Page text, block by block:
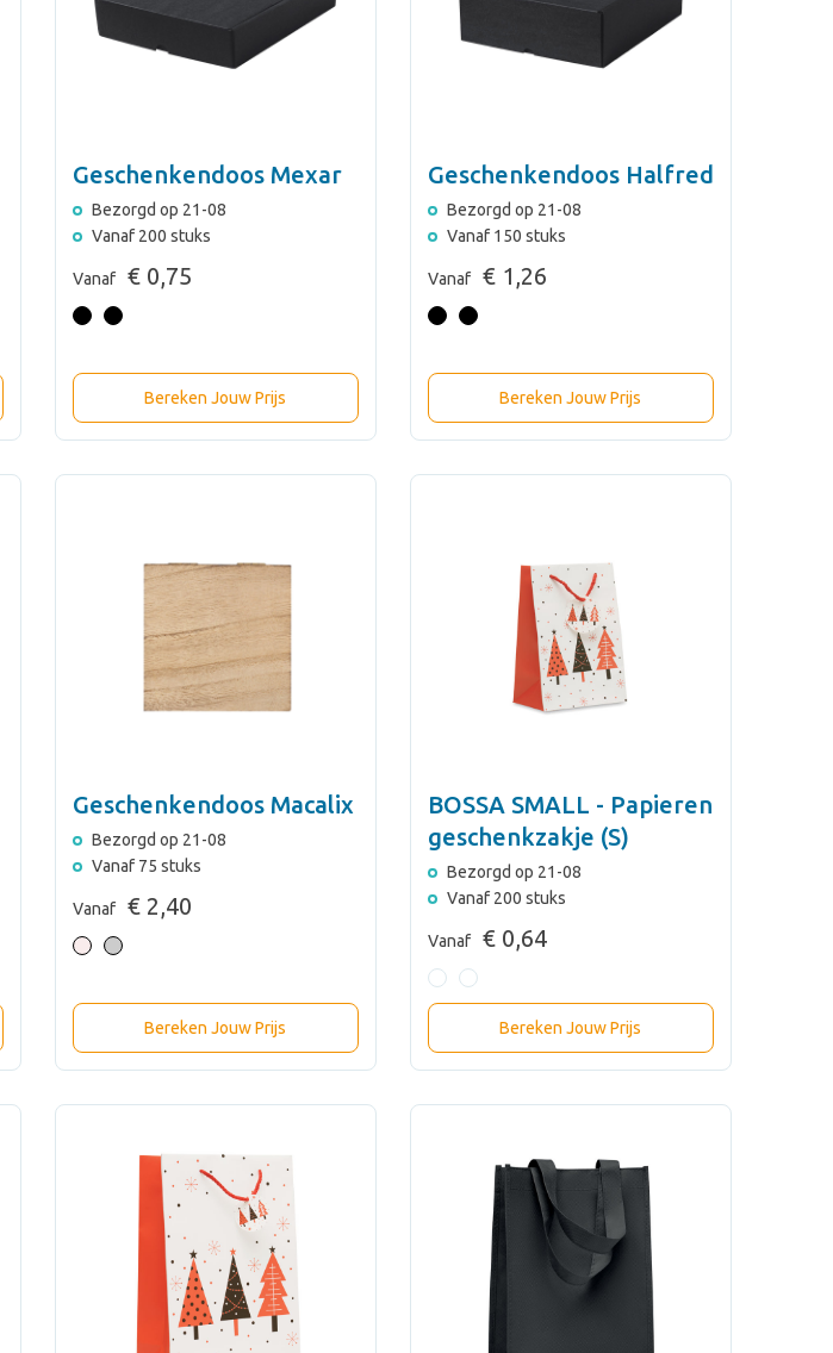
Geschenkendoos Mexar
Bezorgd op 21-08
Vanaf 200 stuks
Vanaf € 0,75
Bereken Jouw Prijs
Geschenkendoos Halfred
Bezorgd op 21-08
Vanaf 150 stuks
Vanaf € 1,26
Bereken Jouw Prijs
Geschenkendoos Macalix
Bezorgd op 21-08
Vanaf 75 stuks
Vanaf € 2,40
Bereken Jouw Prijs
BOSSA SMALL - Papieren
geschenkzakje (S)
Bezorgd op 21-08
Vanaf 200 stuks
Vanaf € 0,64
Bereken Jouw Prijs